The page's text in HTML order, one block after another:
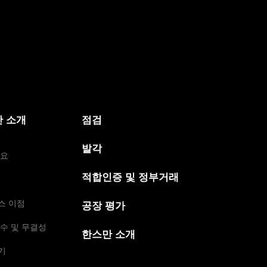
소개
이점
및 무결성
점검
발각
적합인증 및 정부거래
공장 평가
한스만 소개